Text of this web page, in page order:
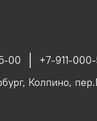
00
+7-911-
Колпино,